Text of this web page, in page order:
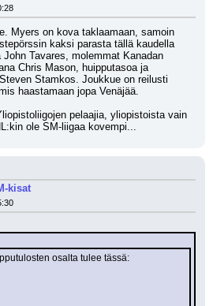
Myers on kova taklaamaan, samoin
kaksi parasta tällä kaudella
Tavares, molemmat Kanadan
Chris Mason, huipputasoa ja
Stamkos. Joukkue on reilusti
haastamaan jopa Venäjää.
pelaajia, yliopistoista vain
ole SM-liigaa kovempi...
kisat
osalta tulee tässä: